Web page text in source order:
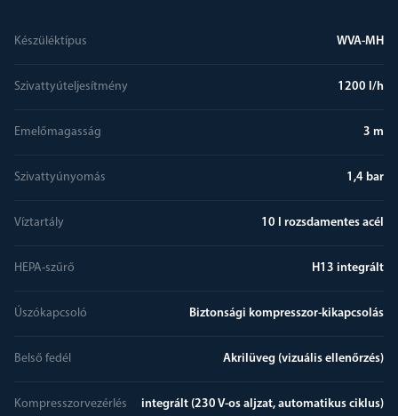
Készüléktípus WVA-MH
Szivattyúteljesítmény 1200 l/h
Emelőmagasság 3 m
Szivattyúnyomás 1,4 bar
Víztartály 10 l rozsdamentes acél
HEPA-szűrő H13 integrált
Úszókapcsoló Biztonsági kompresszor-kikapcsolás
Belső fedél Akrilüveg (vizuális ellenőrzés)
Kompresszorvezérlés integrált (230 V-os aljzat, automatikus ciklus)